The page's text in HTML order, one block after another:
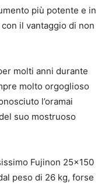
più potente e in
con il vantaggio di non
molti anni durante
molto orgoglioso
l’oramai
suo mostruoso
Fujinon 25×150
peso di 26 kg, forse